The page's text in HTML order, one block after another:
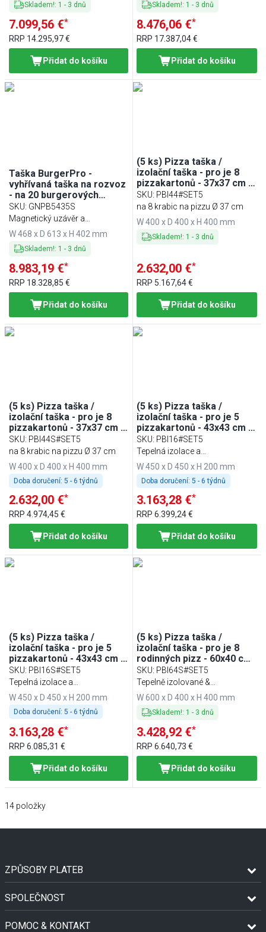
Skladem!: 1 - 3 dnů
7.099,56 €*
RRP 14.295,97 €
Přidat do košíku
Skladem!: 1 - 3 dnů
8.476,06 €*
RRP 17.387,04 €
Přidat do košíku
Taška BurgerPro -
vyhřívaná taška na rozvoz
- na 20 burgerových
krabiček (max 54x34 cm) -
70 W - černá
SKU: GNPB5435S
Magnetický uzávěr a
připojovací kabel
W 468 x D 613 x H 402 mm
Skladem!: 1 - 3 dnů
8.983,19 €*
RRP 18.328,85 €
Přidat do košíku
(5 ks) Pizza taška /
izolační taška - pro je 8
pizzakartonů - 37x37 cm -
červená
SKU: PBI44#SET5
na 8 krabic na pizzu Ø 37 cm
W 400 x D 400 x H 400 mm
Skladem!: 1 - 3 dnů
2.632,00 €*
RRP 5.167,64 €
Přidat do košíku
(5 ks) Pizza taška /
izolační taška - pro je 8
pizzakartonů - 37x37 cm -
černá
SKU: PBI44S#SET5
na 8 krabic na pizzu Ø 37 cm
W 400 x D 400 x H 400 mm
Doba doručení: 5 - 6 týdnů
2.632,00 €*
RRP 4.974,45 €
Přidat do košíku
(5 ks) Pizza taška /
izolační taška - pro je 5
pizzakartonů - 43x43 cm -
červená
SKU: PBI16#SET5
Tepelná izolace a
vodoodpudivosť
W 450 x D 450 x H 200 mm
Doba doručení: 5 - 6 týdnů
3.163,28 €*
RRP6.399,24 €
Přidat do košíku
(5 ks) Pizza taška /
izolační taška - pro je 5
pizzakartonů - 43x43 cm -
černá
SKU: PBI16S#SET5
Tepelná izolace a
vodoodpudivosť
W 450 x D 450 x H 200 mm
Doba doručení: 5 - 6 týdnů
3.163,28 €*
RRP 6.085,31 €
Přidat do košíku
(5 ks) Pizza taška /
izolační taška - pro je 8
rodinných pizz - 60x40 cm
- černá
SKU: PBI64S#SET5
Tepelně izolované &
vodoodpudivé
W 600 x D 400 x H 400 mm
Skladem!: 1 - 3 dnů
3.428,92 €*
RRP6.640,73 €
Přidat do košíku
14 položky
ZPŮSOBY PLATEB
SPOLEČNOST
POMOC & KONTAKT